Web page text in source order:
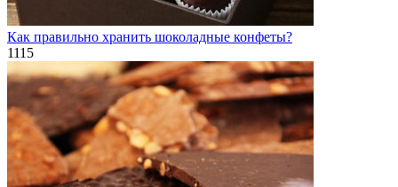
Как правильно хранить шоколадные конфеты?
1115